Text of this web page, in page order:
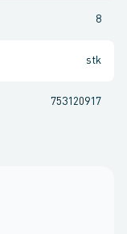
8
stk
753120917